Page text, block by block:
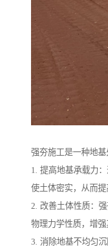
强夯施工是一种地基
1. 提高地基承载力
使土体密实，从而提
2. 改善土体性质：
物理力学性质，增强
3. 消除地基不均匀